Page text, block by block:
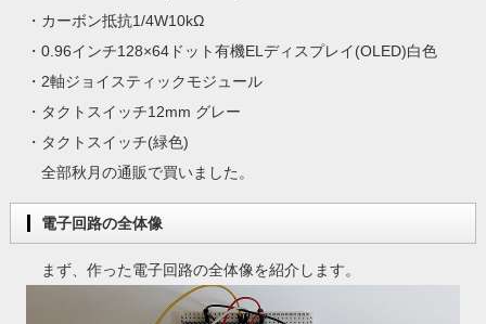
・カーボン抵抗1/4W10kΩ
・0.96インチ128×64ドット有機ELディスプレイ(OLED)白色
・2軸ジョイスティックモジュール
・タクトスイッチ12mm グレー
・タクトスイッチ(緑色)
全部秋月の通販で買いました。
電子回路の全体像
まず、作った電子回路の全体像を紹介します。